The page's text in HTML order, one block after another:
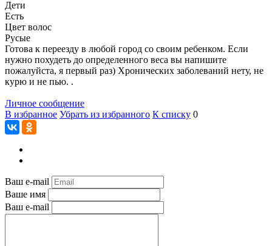
Дети
Есть
Цвет волос
Русые
Готова к переезду в любой город со своим ребенком. Если
нужно похудеть до определенного веса вы напишите
пожалуйста, я первый раз) Хронических заболеваний нету, не
курю и не пью. .
Личное сообщение
В избранное Убрать из избранного К списку 0
Ваш e-mail
Ваше имя
Ваш e-mail